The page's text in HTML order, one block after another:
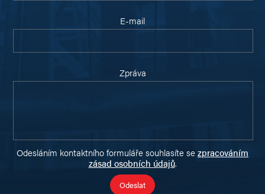
E-mail
Zpráva
Odesláním kontaktního formuláře souhlasíte se zpracováním
zásad osobních údajů.